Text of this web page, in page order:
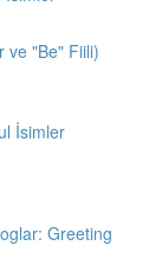
ve "Be" Fiili)
İsimler
Greeting